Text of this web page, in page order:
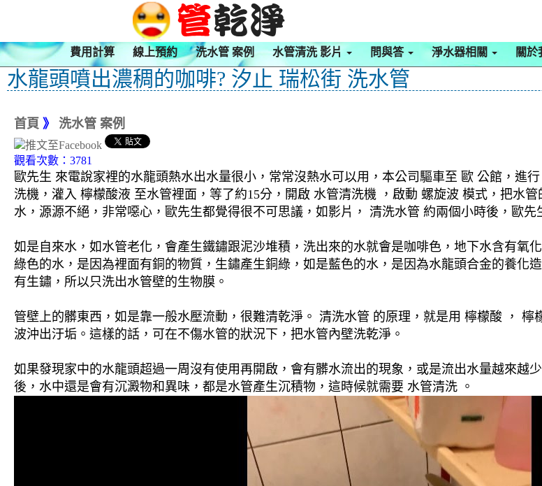
費用計算 線上預約 洗水管 案例 水管清洗 影片 問與答 淨水器相關 關於
水龍頭噴出濃稠的咖啡? 汐止 瑞松街 洗水管
首頁 》 洗水管 案例
觀看次數：3781
歐先生 來電說家裡的水龍頭熱水出水量很小，常常沒熱水可以用，本公司驅車至 歐 公館，進
洗機，灌入 檸檬酸液 至水管裡面，等了約15分，開啟 水管清洗機 ，啟動 螺旋波 模式，把水
水，源源不絕，非常噁心，歐先生都覺得很不可思議，如影片， 清洗水管 約兩個小時後，歐先
如是自來水，如水管老化，會產生鐵鏽跟泥沙堆積，洗出來的水就會是咖啡色，地下水含有氧
綠色的水，是因為裡面有銅的物質，生鏽產生銅綠，如是藍色的水，是因為水龍頭合金的養化
有生鏽，所以只洗出水管壁的生物膜。
管壁上的髒東西，如是靠一般水壓流動，很難清乾淨。 清洗水管 的原理，就是用 檸檬酸 ，
波沖出汙垢。這樣的話，可在不傷水管的狀況下，把水管內壁洗乾淨。
如果發現家中的水龍頭超過一周沒有使用再開啟，會有髒水流出的現象，或是流出水量越來越
後，水中還是會有沉澱物和異味，都是水管產生沉積物，這時候就需要 水管清洗 。